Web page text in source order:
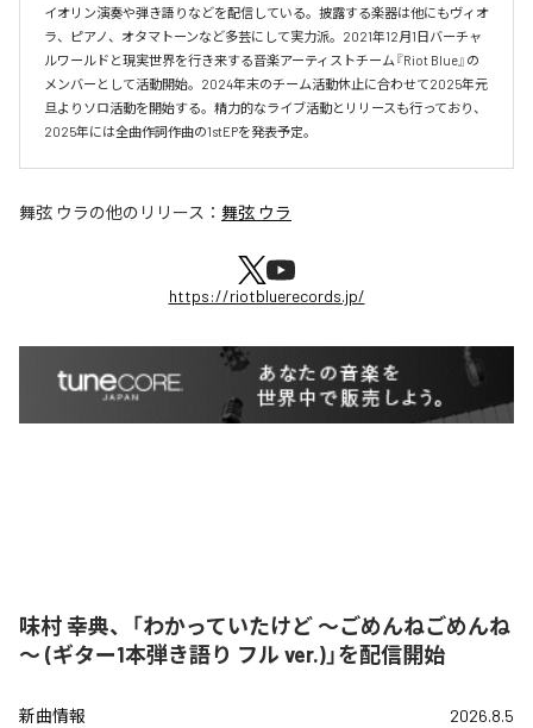
イオリン演奏や弾き語りなどを配信している。披露する楽器は他にもヴィオ
ラ、ピアノ、オタマトーンなど多芸にして実力派。2021年12月1日バーチャ
ルワールドと現実世界を行き来する音楽アーティストチーム『Riot Blue』の
メンバーとして活動開始。2024年末のチーム活動休止に合わせて2025年元
旦よりソロ活動を開始する。精力的なライブ活動とリリースも行っており、
2025年には全曲作詞作曲の1stEPを発表予定。
舞弦 ウラの他のリリース： 舞弦 ウラ
https://riotbluerecords.jp/
味村 幸典、「わかっていたけど ～ごめんねごめんね
～ (ギター1本弾き語り フル ver.)」を配信開始
新曲情報 2026.8.5